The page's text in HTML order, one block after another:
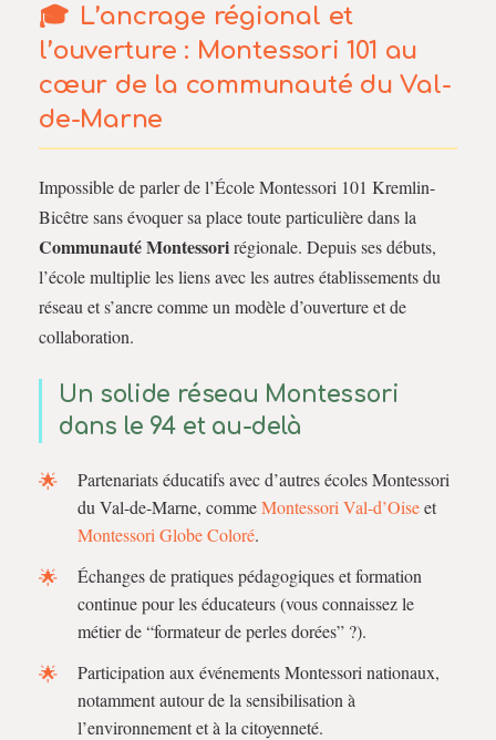
L’ancrage régional et
l’ouverture : Montessori 101 au
cœur de la communauté du Val-
de-Marne
Impossible de parler de l’École Montessori 101 Kremlin-
Bicêtre sans évoquer sa place toute particulière dans la
Communauté Montessorirégionale. Depuis ses débuts,
l’école multiplie les liens avec les autres établissements du
réseau et s’ancre comme un modèle d’ouverture et de
collaboration.
Un solide réseau Montessori
dans le 94 et au-delà
Partenariats éducatifs avec d’autres écoles Montessori
du Val-de-Marne, commeMontessori Val-d’Oiseet
Montessori Globe Coloré.
Échanges de pratiques pédagogiques et formation
continue pour les éducateurs (vous connaissez le
métier de “formateur de perles dorées” ?).
Participation aux événements Montessori nationaux,
notamment autour de la sensibilisation à
l’environnement et à la citoyenneté.